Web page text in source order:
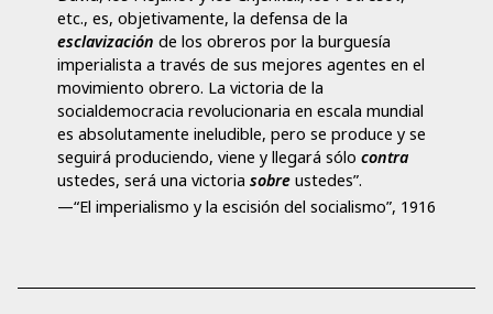
etc., es, objetivamente, la defensa de la
esclavización de los obreros por la burguesía
imperialista a través de sus mejores agentes en el
movimiento obrero. La victoria de la
socialdemocracia revolucionaria en escala mundial
es absolutamente ineludible, pero se produce y se
seguirá produciendo, viene y llegará sólo contra
ustedes, será una victoria sobre ustedes”.
—“El imperialismo y la escisión del socialismo”, 1916